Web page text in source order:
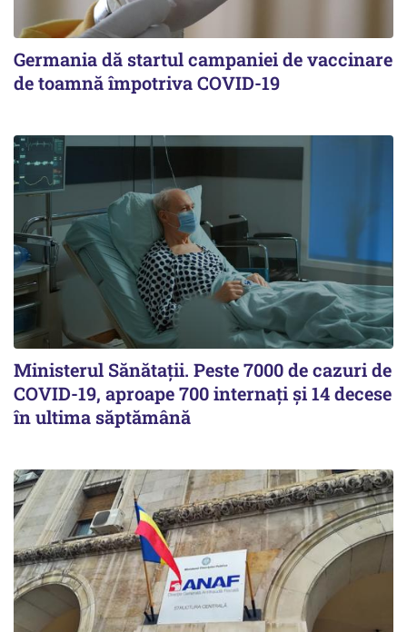
Germania dă startul campaniei de vaccinare
de toamnă împotriva COVID-19
Ministerul Sănătații. Peste 7000 de cazuri de
COVID-19, aproape 700 internați și 14 decese
în ultima săptămână